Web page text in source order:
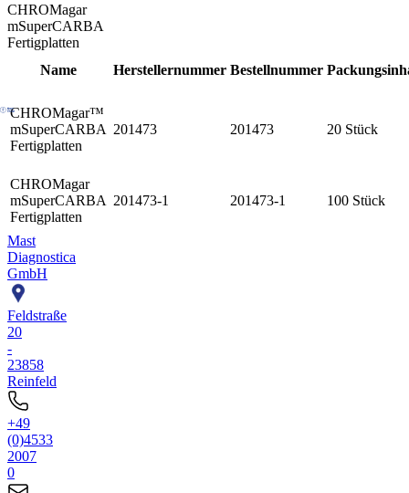
CHROMagar
mSuperCARBA
Fertigplatten
Name
Herstellernummer Bestellnummer
CHROMagar™
mSuperCARBA
Fertigplatten
201473 201473 20 Stück
CHROMagar
mSuperCARBA
Fertigplatten
201473-1 201473-1 100 Stück
Mast
Diagnostica
GmbH
Feldstraße
20
-
23858
Reinfeld
+49
(0)4533
2007
0